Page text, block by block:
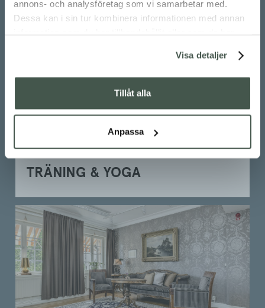
annons- och analysföretag som vi samarbetar med.
Dessa kan i sin tur kombinera informationen med annan
Visa detaljer
Tillåt alla
Anpassa
TRÄNING & YOGA